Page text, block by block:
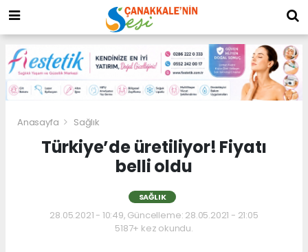
Anasayfa Sağlık
Türkiye’de üretiliyor! Fiyatı
belli oldu
SAĞLIK
28.05.2021 - 10:49, Güncelleme: 28.05.2021 - 21:05
5187+ kez okundu.